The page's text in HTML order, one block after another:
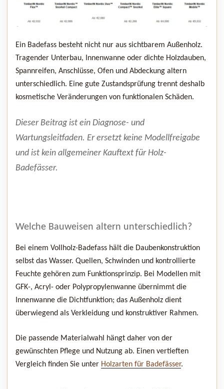
Ein Badefass besteht nicht nur aus sichtbarem Außenholz.
Tragender Unterbau, Innenwanne oder dichte Holzdauben,
Spannreifen, Anschlüsse, Ofen und Abdeckung altern
unterschiedlich. Eine gute Zustandsprüfung trennt deshalb
kosmetische Veränderungen von funktionalen Schäden.
Dieser Beitrag ist ein Diagnose- und
Wartungsleitfaden. Er ersetzt keine Modellfreigabe
und ist kein allgemeiner Kauftext für Holz-
Badefässer.
Welche Bauweisen altern unterschiedlich?
Bei einem Vollholz-Badefass hält die Daubenkonstruktion
selbst das Wasser. Quellen, Schwinden und kontrollierte
Feuchte gehören zum Funktionsprinzip. Bei Modellen mit
GFK-, Acryl- oder Polypropylenwanne übernimmt die
Innenwanne die Dichtfunktion; das Außenholz dient
überwiegend als Verkleidung und konstruktiver Rahmen.
Die passende Materialwahl hängt daher von der
gewünschten Pflege und Nutzung ab. Einen vertieften
Vergleich finden Sie unter Holzarten für Badefässer.